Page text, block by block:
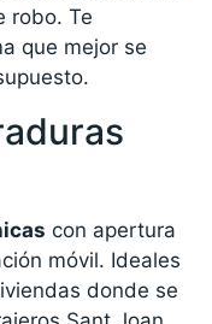
robo. Te
que mejor se
con apertura
móvil. Ideales
donde se